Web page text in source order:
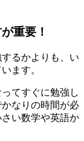
重要！
るかよりも、 い
ます。
てすぐに勉強し
なりの時間が必
い数学や英語か